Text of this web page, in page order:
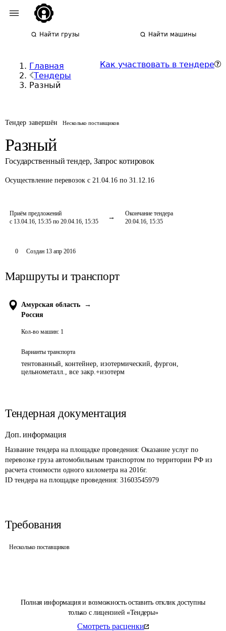
Найти грузы Найти машины
Главная
Тендеры
Разный
Как участвовать в тендере
Тендер завершён Несколько поставщиков
Разный
Государственный тендер, Запрос котировок
Осуществление перевозок с 21.04.16 по 31.12.16
Приём предложений
с 13.04.16, 15:35 по 20.04.16, 15:35
Окончание тендера
20.04.16, 15:35
Полная информация и возможность оставить отклик доступны
только с лицензией «Тендеры»
Смотреть расценки
0 Создан 13 апр 2016
Маршруты и транспорт
Амурская область
→
Россия
Кол-во машин: 1
Варианты транспорта
тентованный, контейнер, изотермический, фургон,
цельнометалл., все закр.+изотерм
Тендерная документация
Доп. информация
Название тендера на площадке проведения: Оказание услуг по
перевозке груза автомобильным транспортом по территории РФ из
расчета стоимости одного километра на 2016г.
ID тендера на площадке проведения: 31603545979
Требования
Несколько поставщиков